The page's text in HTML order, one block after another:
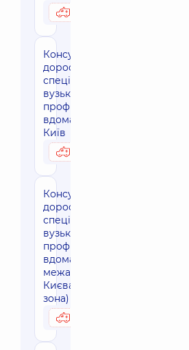
Консультація
дорослого
спеціаліста
вузького
профілю
вдома, м.
Київ
Консультація
дорослого
спеціаліста
вузького
профілю
вдома за
межами м.
Києва (30 км
зона)